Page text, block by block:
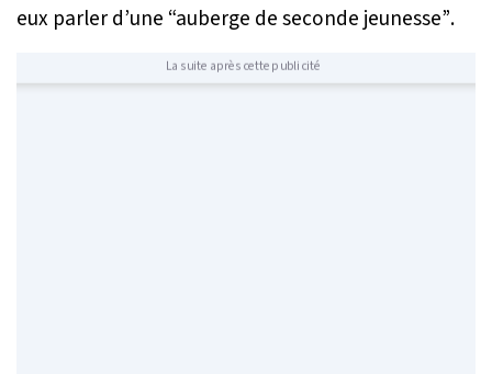
eux parler d’une “auberge de seconde jeunesse”.
La suite après cette publicité